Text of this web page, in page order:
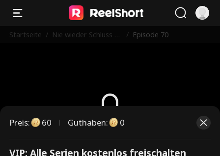
Startseite / Nie wieder Schluss m
/ Episode 70
Dies ist eine kostenpflichtige
Preis: 60 Guthaben: 0
VIP: Alle Serien kostenlos freischalten